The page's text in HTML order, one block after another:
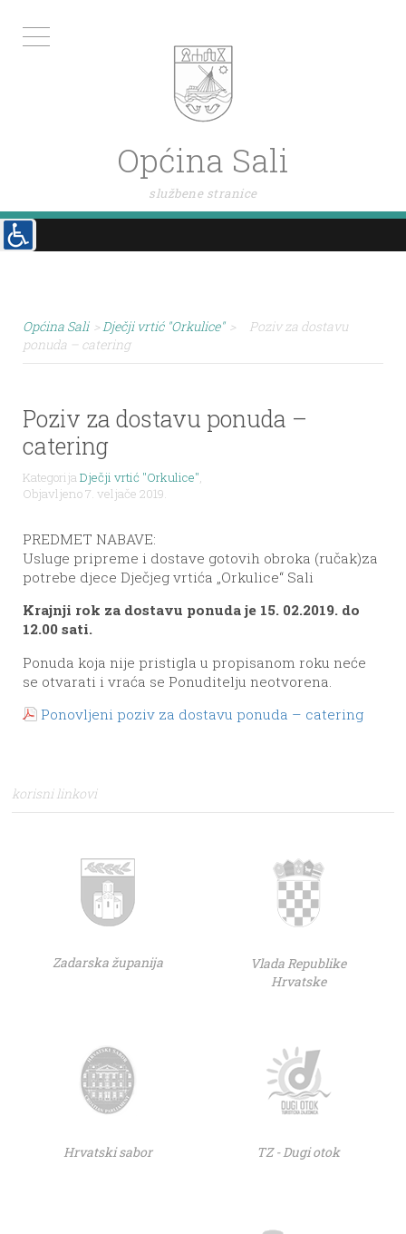
Općina Sali
službene stranice
Općina Sali > Dječji vrtić "Orkulice" >
Poziv za dostavu
ponuda – catering
Poziv za dostavu ponuda –
catering
KategorijaDječji vrtić "Orkulice",
Objavljeno 7. veljače 2019.
PREDMET NABAVE:
Usluge pripreme i dostave gotovih obroka (ručak)za
potrebe djece Dječjeg vrtića „Orkulice“ Sali
Krajnji rok za dostavu ponuda je 15. 02.2019. do
12.00 sati.
Ponuda koja nije pristigla u propisanom roku neće
se otvarati i vraća se Ponuditelju neotvorena.
Ponovljeni poziv za dostavu ponuda – catering
korisni linkovi
Zadarska županija
Vlada Republike
Hrvatske
Hrvatski sabor TZ - Dugi otok